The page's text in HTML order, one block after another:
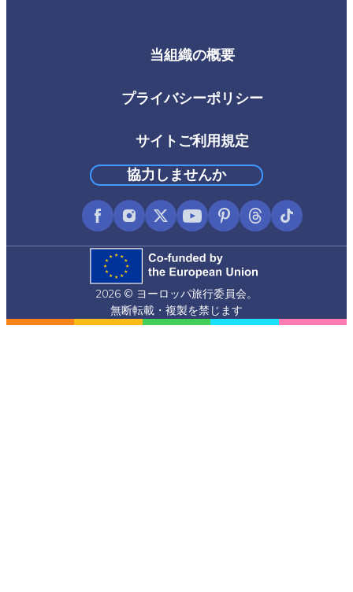
Footer
当組織の概要
プライバシーポリシー
サイトご利用規定
協力しませんか
FacebookInstagram
X
(formerly
Twitter)
YouTubePinterest
ThreadsTikTok
2026 © ヨーロッパ旅行委員会。
無断転載・複製を禁じます